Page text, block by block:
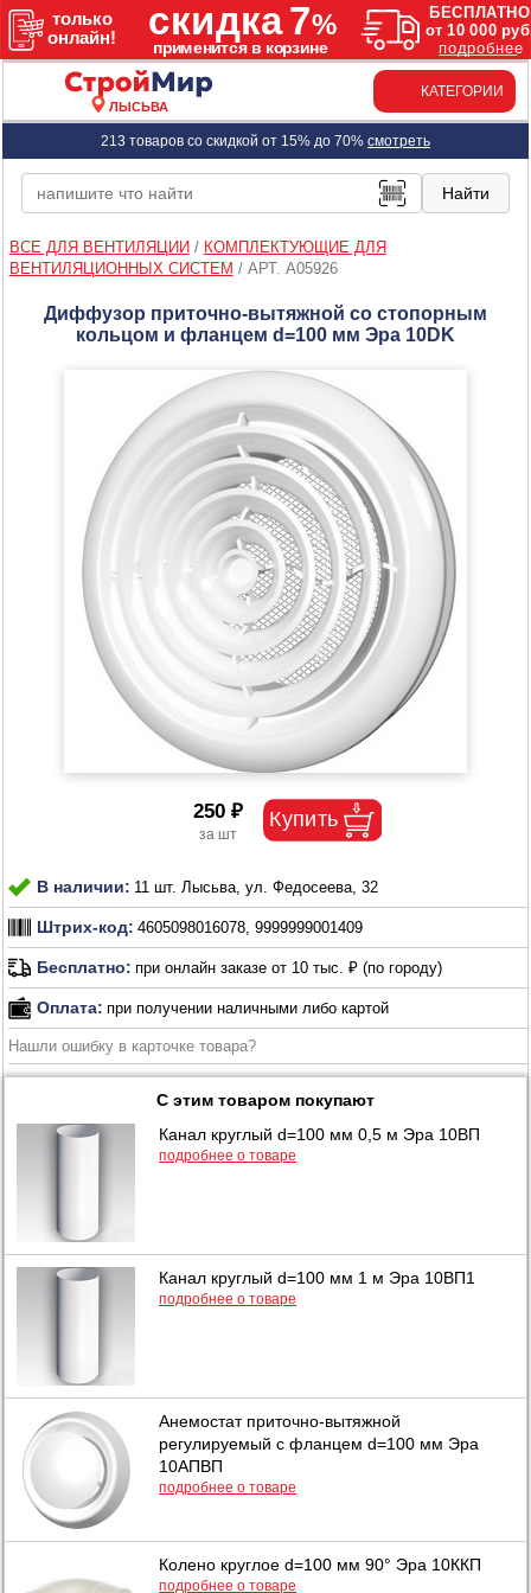
ЛЫСЬВА
КАТЕГОРИИ
213 товаров со скидкой от 15% до 70% смотреть
ВСЕ ДЛЯ ВЕНТИЛЯЦИИ / КОМПЛЕКТУЮЩИЕ ДЛЯ
ВЕНТИЛЯЦИОННЫХ СИСТЕМ / АРТ. A05926
Диффузор приточно-вытяжной со стопорным
кольцом и фланцем d=100 мм Эра 10DK
250 ₽
В наличии: 11 шт. Лысьва, ул. Федосеева, 32
Штрих-код: 4605098016078, 9999999001409
Бесплатно: при онлайн заказе от 10 тыс. ₽ (по городу)
Оплата: при получении наличными либо картой
Нашли ошибку в карточке товара?
С этим товаром покупают
Канал круглый d=100 мм 0,5 м Эра 10ВП
подробнее о товаре
Канал круглый d=100 мм 1 м Эра 10ВП1
подробнее о товаре
Анемостат приточно-вытяжной
регулируемый с фланцем d=100 мм Эра
10АПВП
подробнее о товаре
Колено круглое d=100 мм 90° Эра 10ККП
подробнее о товаре